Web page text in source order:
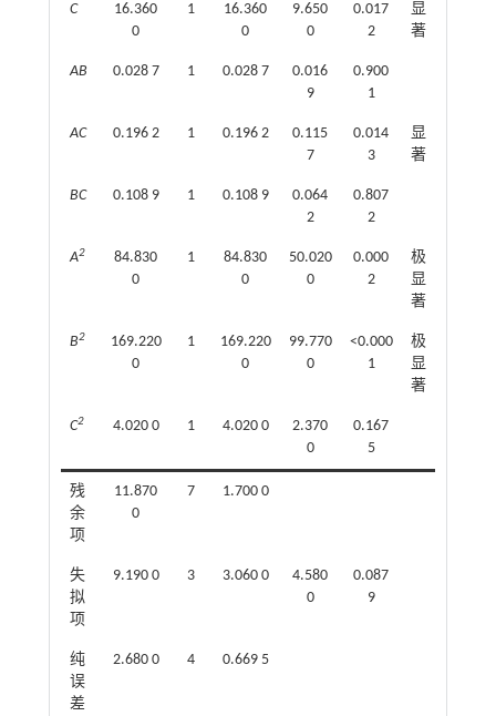
C
16.360
0
1
16.360
0
9.650
0
0.017
2
显
著
AB 0.028 7 1 0.028 7
0.016
9
0.900
1
AC 0.196 2 1 0.196 2
0.115
7
0.014
3
显
著
BC 0.108 9 1 0.108 9
0.064
2
0.807
2
A2
84.830
0
1
84.830
0
50.020
0
0.000
2
极
显
著
B2
169.220
0
1
169.220
0
99.770
0
<0.000
1
极
显
著
C2 4.020 0 1 4.020 0
2.370
0
0.167
5
残
余
项
11.870
0
7 1.700 0
失
拟
项
9.190 0 3 3.060 0
4.580
0
0.087
9
纯
误
差
2.680 0 4 0.669 5